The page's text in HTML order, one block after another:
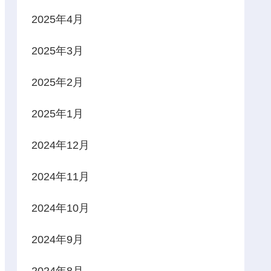
2025年4月
2025年3月
2025年2月
2025年1月
2024年12月
2024年11月
2024年10月
2024年9月